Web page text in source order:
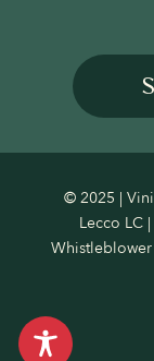
© 2025 |
Lecco LC
Whistleblower